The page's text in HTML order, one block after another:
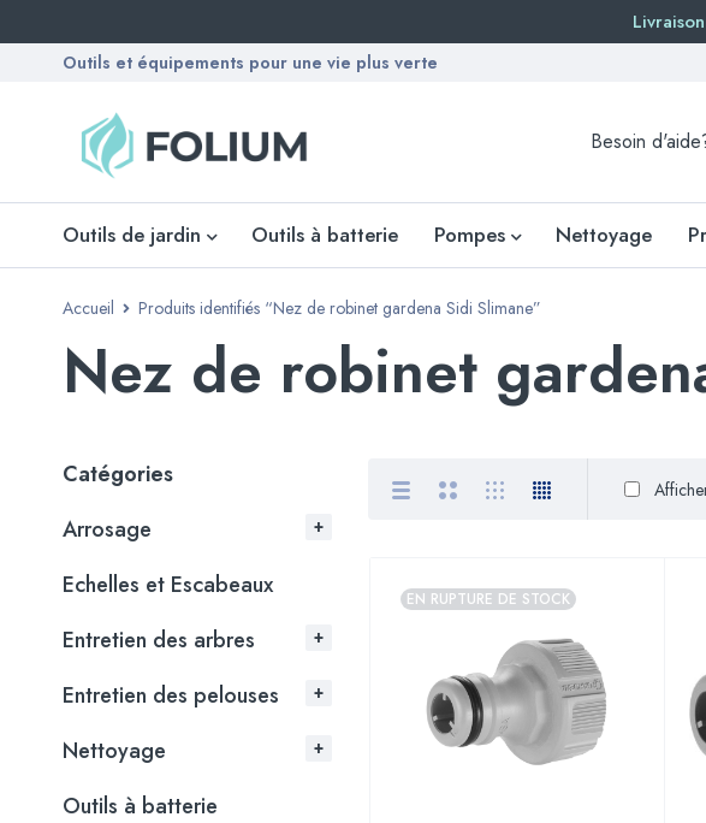
Outils et équipements pour une vie plus verte
Besoin
Outils de jardin Outils à batterie Pompes Nettoyage
Accueil Produits identifiés “Nez de robinet gardena Sidi Slimane”
Nez de robinet
Catégories
Arrosage
Echelles et Escabeaux
Entretien des arbres
Entretien des pelouses
Nettoyage
Outils à batterie
EN RUPTURE DE STOCK